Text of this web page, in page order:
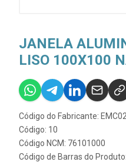
JANELA
LISO 100X100
Código do Fabricante:
Código: 10
Código NCM: 76101000
Código de Barras do